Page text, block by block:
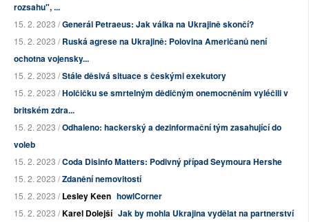
rozsahu", ...
15. 2. 2023 /Generál Petraeus: Jak válka na Ukrajině skončí?
15. 2. 2023 /Ruská agrese na Ukrajině: Polovina Američanů není
ochotna vojensky...
15. 2. 2023 /Stále děsivá situace s českými exekutory
15. 2. 2023 /Holčičku se smrtelným dědičným onemocněním vyléčili v
britském zdra...
15. 2. 2023 /Odhaleno: hackerský a dezinformační tým zasahující do
voleb
15. 2. 2023 /Coda Disinfo Matters: Podivný případ Seymoura Hershe
15. 2. 2023 /Zdanění nemovitostí
15. 2. 2023 /Lesley Keen howlCorner
15. 2. 2023 /Karel Dolejší Jak by mohla Ukrajina vydělat na partnerství